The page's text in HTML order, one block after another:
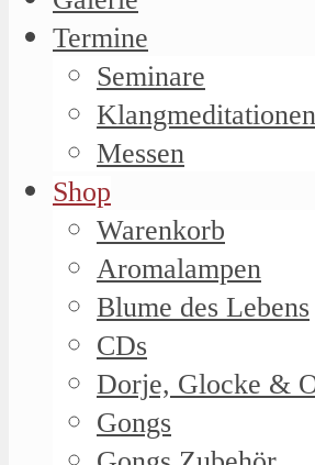
Termine
Seminare
Klangmeditationen
Messen
Shop
Warenkorb
Aromalampen
Blume des Lebens
CDs
Dorje, Glocke &
Gongs